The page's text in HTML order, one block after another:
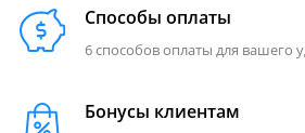
Способы оплаты
6 способов оплаты для вашего
Бонусы клиентам